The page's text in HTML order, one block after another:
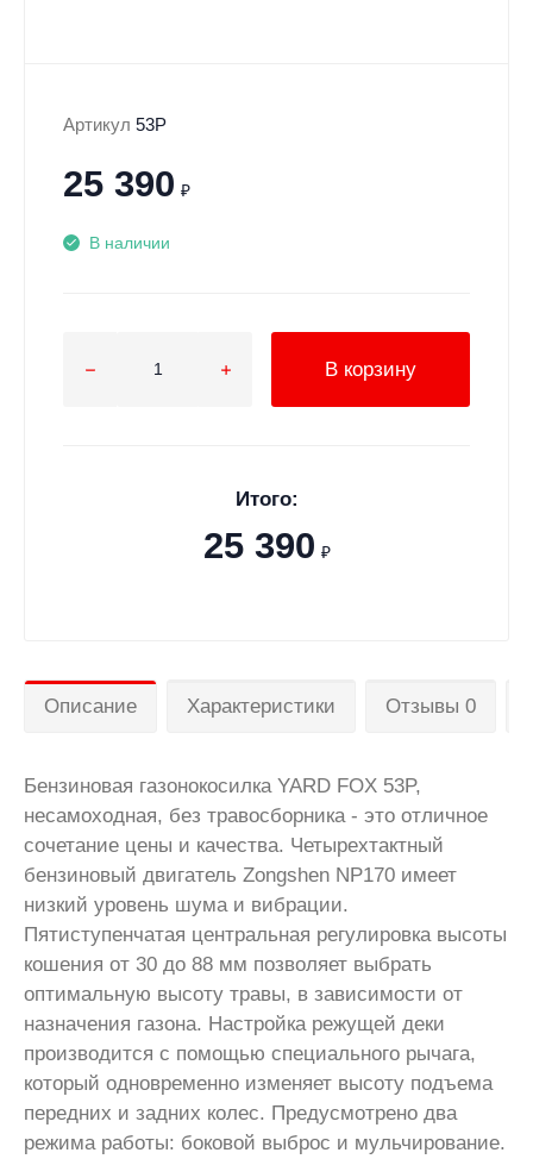
Артикул 53P
25 390 ₽
В наличии
В корзину
Итого:
25 390 ₽
Описание Характеристики Отзывы 0
Бензиновая газонокосилка YARD FOX 53P,
несамоходная, без травосборника - это отличное
сочетание цены и качества. Четырехтактный
бензиновый двигатель Zongshen NP170 имеет
низкий уровень шума и вибрации.
Пятиступенчатая центральная регулировка высоты
кошения от 30 до 88 мм позволяет выбрать
оптимальную высоту травы, в зависимости от
назначения газона. Настройка режущей деки
производится с помощью специального рычага,
который одновременно изменяет высоту подъема
передних и задних колес. Предусмотрено два
режима работы: боковой выброс и мульчирование.